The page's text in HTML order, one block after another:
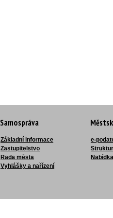
Samospráva
Základní informace
Zastupitelstvo
Rada města
Vyhlášky a nařízení
e-